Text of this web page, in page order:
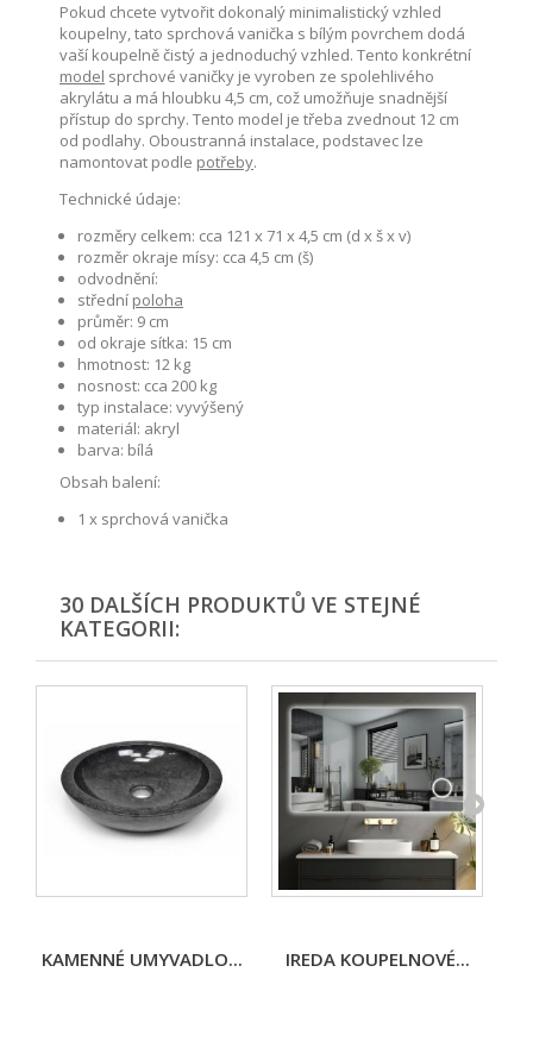
Pokud chcete vytvořit dokonalý minimalistický vzhled
koupelny, tato sprchová vanička s bílým povrchem dodá
vaší koupelně čistý a jednoduchý vzhled. Tento konkrétní
model sprchové vaničky je vyroben ze spolehlivého
akrylátu a má hloubku 4,5 cm, což umožňuje snadnější
přístup do sprchy. Tento model je třeba zvednout 12 cm
od podlahy. Oboustranná instalace, podstavec lze
namontovat podle potřeby.
Technické údaje:
rozměry celkem: cca 121 x 71 x 4,5 cm (d x š x v)
rozměr okraje mísy: cca 4,5 cm (š)
odvodnění:
střední poloha
průměr: 9 cm
od okraje sítka: 15 cm
hmotnost: 12 kg
nosnost: cca 200 kg
typ instalace: vyvýšený
materiál: akryl
barva: bílá
Obsah balení:
1 x sprchová vanička
30 DALŠÍCH PRODUKTŮ VE STEJNÉ
KATEGORII:
KAMENNÉ UMYVADLO... IREDA KOUPELNOVÉ...